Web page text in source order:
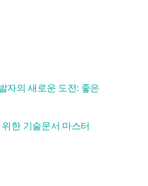
자의 새로운 도전: 좋은
한 기술문서 마스터